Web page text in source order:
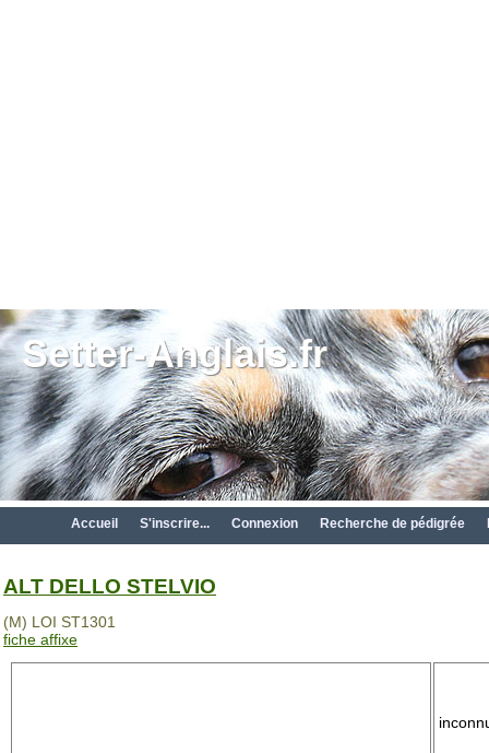
Setter-Anglais.fr
Accueil S'inscrire... Connexion Recherche de pédigrée
ALT DELLO STELVIO
(M) LOI ST1301
fiche affixe